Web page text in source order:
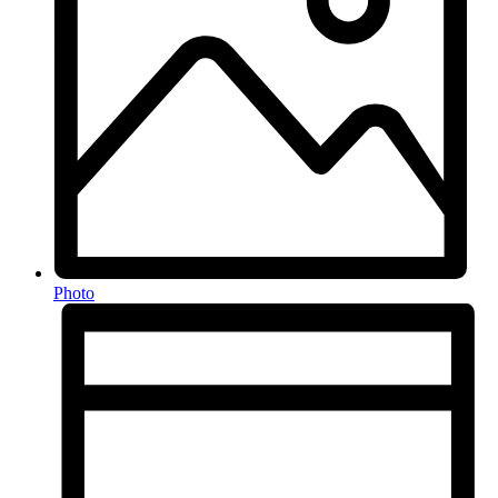
Photo